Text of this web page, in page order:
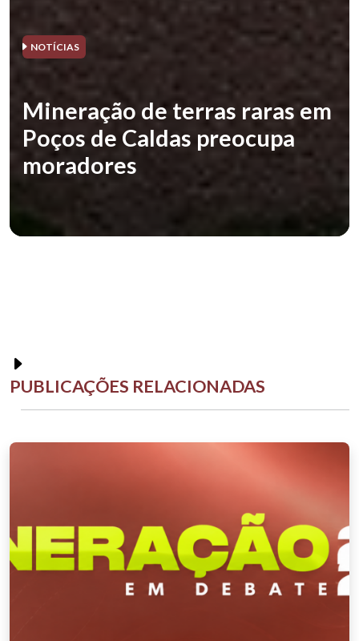
NOTÍCIAS
Mineração de terras raras em
Poços de Caldas preocupa
moradores
PUBLICAÇÕES RELACIONADAS